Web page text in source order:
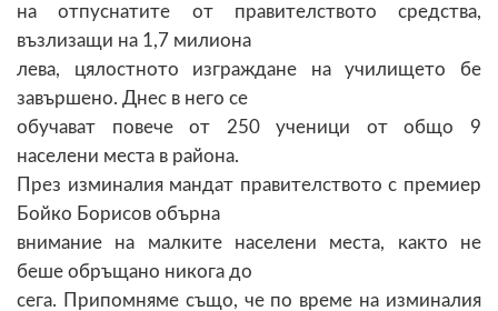
на отпуснатите от правителството средства,
възлизащи на 1,7 милиона
лева, цялостното изграждане на училището бе
завършено. Днес в него се
обучават повече от 250 ученици от общо 9
населени места в района.
През изминалия мандат правителството с премиер
Бойко Борисов обърна
внимание на малките населени места, както не
беше обръщано никога до
сега. Припомняме също, че по време на изминалия